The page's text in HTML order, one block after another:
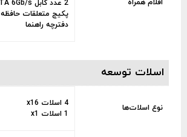
اقلام همراه
2 عدد کابل SATA 6Gb/s
پکیج متعلقات حافظه M.2
دفترچه راهنما
اسلات توسعه
نوع اسلات‌ها
4 اسلات x16
1 اسلات x1